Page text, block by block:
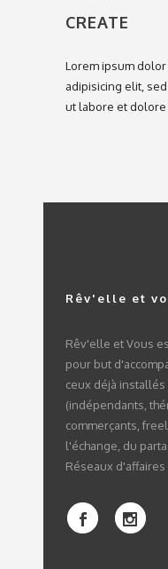
CREATE
Lorem ipsum
adipisicing elit,
ut labore et dolore
Rêv'elle et
Rêv'elle et Vous
pour but
ceux déjà
(indépendants,
commerçants,
l'échange, du
Réseaux